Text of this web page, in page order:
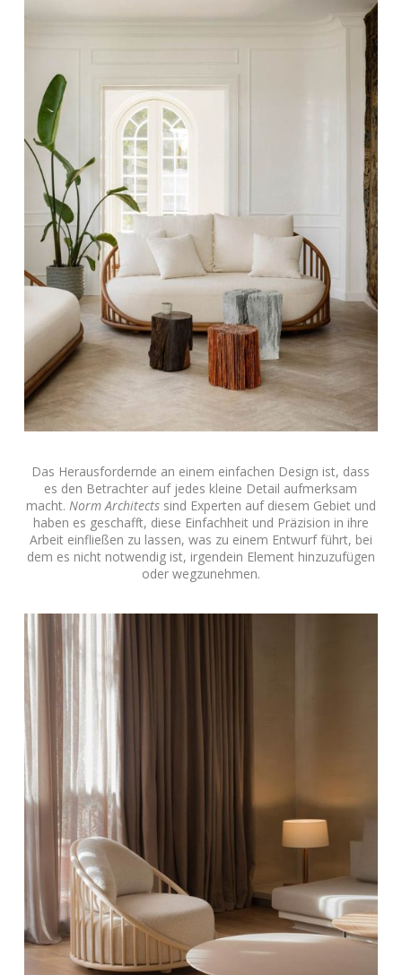
Das Herausfordernde an einem einfachen Design ist, dass
es den Betrachter auf jedes kleine Detail aufmerksam
macht. Norm Architectssind Experten auf diesem Gebiet und
haben es geschafft, diese Einfachheit und Präzision in ihre
Arbeit einfließen zu lassen, was zu einem Entwurf führt, bei
dem es nicht notwendig ist, irgendein Element hinzuzufügen
oder wegzunehmen.